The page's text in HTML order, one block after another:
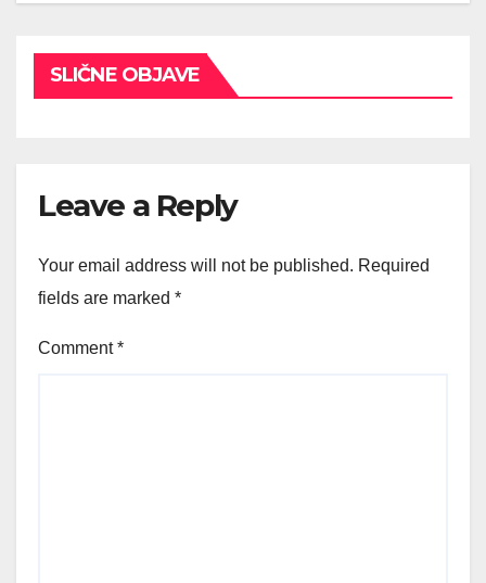
SLIČNE OBJAVE
Leave a Reply
Your email address will not be published. Required
fields are marked *
Comment*